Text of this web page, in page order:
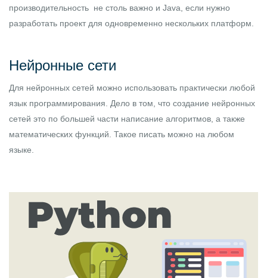
производительность не столь важно и Java, если нужно
разработать проект для одновременно нескольких платформ.
Нейронные сети
Для нейронных сетей можно использовать практически любой
язык программирования. Дело в том, что создание нейронных
сетей это по большей части написание алгоритмов, а также
математических функций. Такое писать можно на любом
языке.